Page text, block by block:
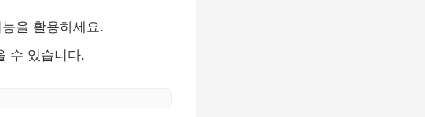
을 활용하세요.
수 있습니다.